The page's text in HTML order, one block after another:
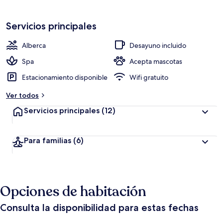
Servicios principales
Alberca
Desayuno incluido
Spa
Acepta mascotas
Estacionamiento disponible
Wifi gratuito
Ver todos
Servicios principales (12)
Para familias (6)
Opciones de habitación
Consulta la disponibilidad para estas fechas